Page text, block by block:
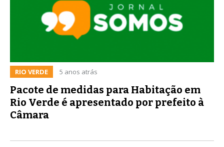
RIO VERDE 5 anos atrás
Pacote de medidas para Habitação em
Rio Verde é apresentado por prefeito à
Câmara